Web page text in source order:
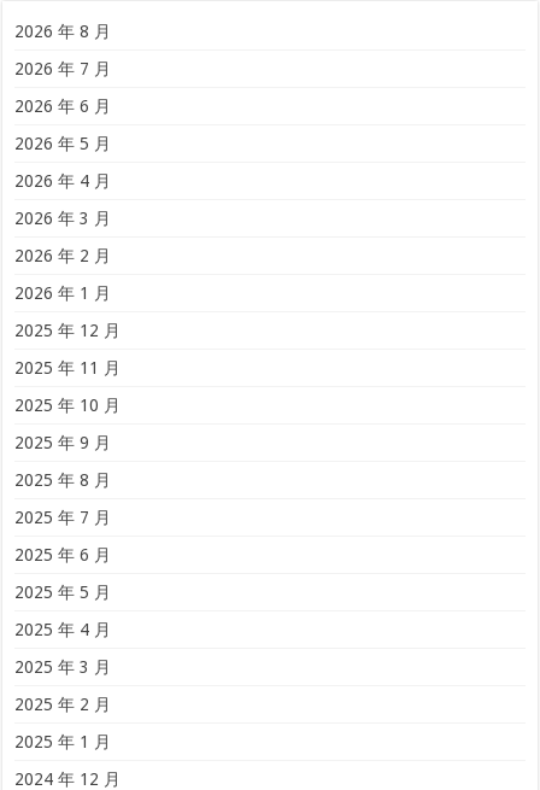
2026 年 8 月
2026 年 7 月
2026 年 6 月
2026 年 5 月
2026 年 4 月
2026 年 3 月
2026 年 2 月
2026 年 1 月
2025 年 12 月
2025 年 11 月
2025 年 10 月
2025 年 9 月
2025 年 8 月
2025 年 7 月
2025 年 6 月
2025 年 5 月
2025 年 4 月
2025 年 3 月
2025 年 2 月
2025 年 1 月
2024 年 12 月